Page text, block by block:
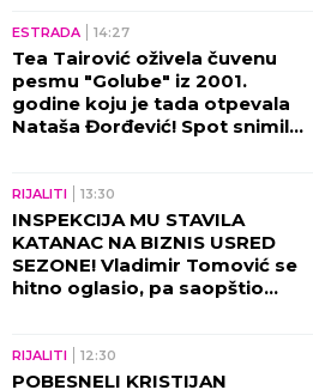
ESTRADA 14:27
Tea Tairović oživela čuvenu
pesmu "Golube" iz 2001.
godine koju je tada otpevala
Nataša Đorđević! Spot snimila
(VIDEO)
RIJALITI 13:30
INSPEKCIJA MU STAVILA
KATANAC NA BIZNIS USRED
SEZONE! Vladimir Tomović se
hitno oglasio, pa saopštio
RIJALITI 12:30
POBESNELI KRISTIJAN